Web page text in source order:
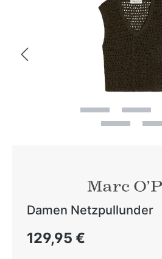
Damen Netzpullunder
Regulärer Preis:
129,95 €